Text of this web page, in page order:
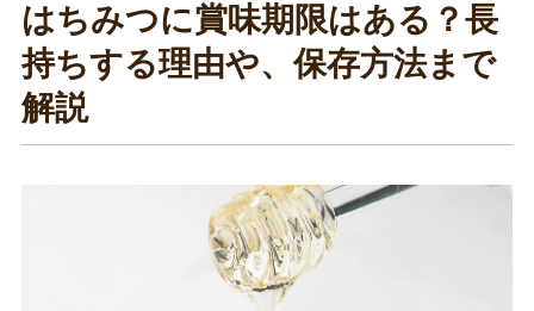
はちみつに賞味期限はある？長
持ちする理由や、保存方法まで
解説